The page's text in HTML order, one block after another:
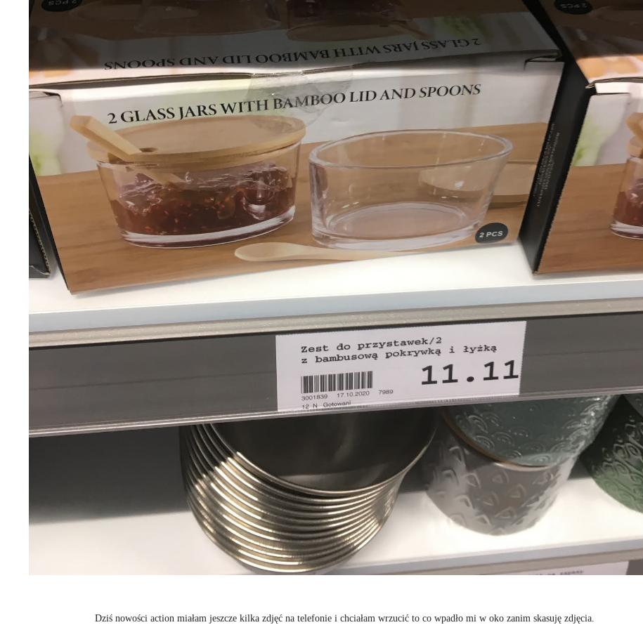
Dziś nowości action miałam jeszcze kilka zdjęć na telefonie i chciałam wrzucić to co wpadło mi w oko zanim skasuję zdjęcia.